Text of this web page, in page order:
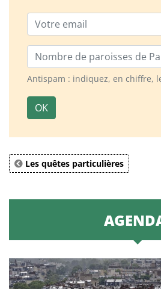
Email
Nombre de paroisses
Antispam : indiquez, en chiffre,
OK
Les quêtes particulières